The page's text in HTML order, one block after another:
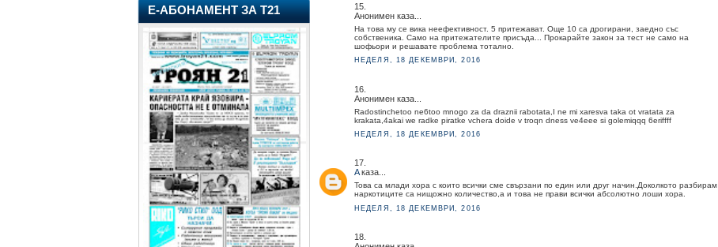
Е-АБОНАМЕНТ ЗА Т21
15.
Анонимен каза...
На това му се вика неефективност. 5 притежават. Още 10 са дрогирани, заедно със
собственика. Само на притежателите присъда... Прокарайте закон за тест не само на
шофьори и решавате проблема тотално.
НЕДЕЛЯ, 18 ДЕКЕМВРИ, 2016
16.
Анонимен каза...
Radostinchetoo ne6too mnogo za da draznii rabotata,I ne mi xaresva taka ot vratata za
krakata,4akai we radke piratke vchera doide v troqn dness ve4eee si golemiqqq 6eriffff
НЕДЕЛЯ, 18 ДЕКЕМВРИ, 2016
17.
Aказа...
Това са млади хора с които всички сме свързани по един или друг начин.Доколкото разбирам
наркотиците са нищожно количество,а и това не прави всички абсолютно лоши хора.
НЕДЕЛЯ, 18 ДЕКЕМВРИ, 2016
18.